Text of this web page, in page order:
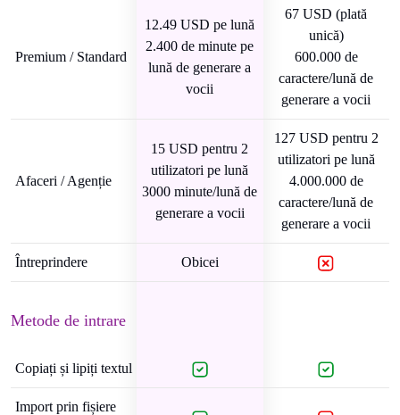
Premium / Standard
12.49 USD pe lună
2.400 de minute pe
lună de generare a
vocii
67 USD (plată
unică)
600.000 de
caractere/lună de
generare a vocii
Afaceri / Agenție
15 USD pentru 2
utilizatori pe lună
3000 minute/lună de
generare a vocii
127 USD pentru 2
utilizatori pe lună
4.000.000 de
caractere/lună de
generare a vocii
Întreprindere Obicei
Metode de intrare
Copiați și lipiți textul
Import prin fișiere